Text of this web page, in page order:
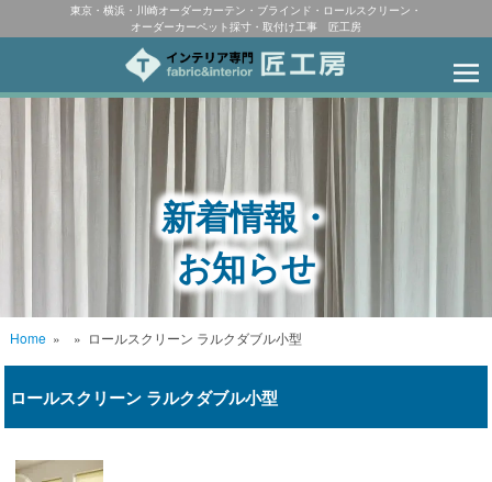
東京・横浜・川崎オーダーカーテン・ブラインド・ロールスクリーン・
オーダーカーペット採寸・取付け工事 匠工房
新着情報・
お知らせ
Home» » ロールスクリーン ラルクダブル小型
ロールスクリーン ラルクダブル小型